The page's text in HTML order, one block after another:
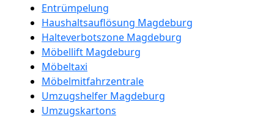
Entrümpelung
Haushaltsauflösung Magdeburg
Halteverbotszone Magdeburg
Möbellift Magdeburg
Möbeltaxi
Möbelmitfahrzentrale
Umzugshelfer Magdeburg
Umzugskartons